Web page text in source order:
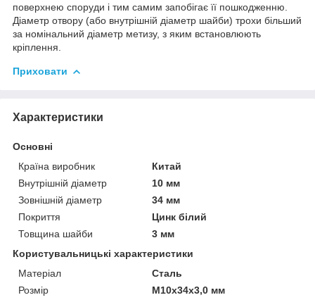
поверхнею споруди і тим самим запобігає її пошкодженню.
Діаметр отвору (або внутрішній діаметр шайби) трохи більший
за номінальний діаметр метизу, з яким встановлюють
кріплення.
Приховати
Характеристики
Основні
Країна виробник
Китай
Внутрішній діаметр
10 мм
Зовнішній діаметр
34 мм
Покриття
Цинк білий
Товщина шайби
3 мм
Користувальницькі характеристики
Матеріал
Сталь
Розмір
М10х34х3,0 мм